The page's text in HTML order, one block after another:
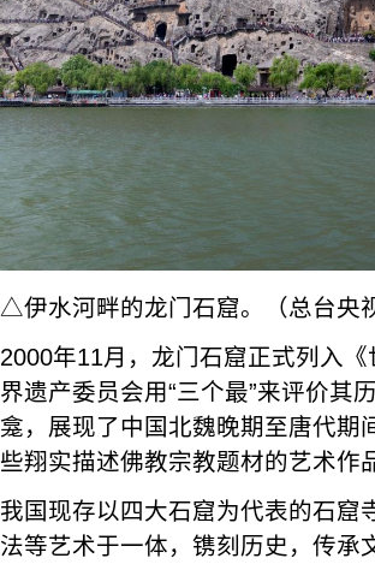
△伊水河畔的龙门石窟。（总台央
2000年11月，龙门石窟正式列入
界遗产委员会用“三个最”来评价其
龛，展现了中国北魏晚期至唐代期
些翔实描述佛教宗教题材的艺术作
我国现存以四大石窟为代表的石窟
法等艺术于一体，镌刻历史，传承